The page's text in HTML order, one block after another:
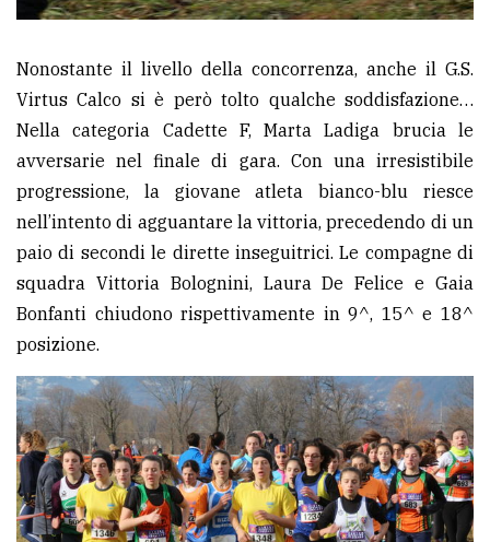
Nonostante il livello della concorrenza, anche il G.S.
Virtus Calco si è però tolto qualche soddisfazione…
Nella categoria Cadette F, Marta Ladiga brucia le
avversarie nel finale di gara. Con una irresistibile
progressione, la giovane atleta bianco-blu riesce
nell’intento di agguantare la vittoria, precedendo di un
paio di secondi le dirette inseguitrici. Le compagne di
squadra Vittoria Bolognini, Laura De Felice e Gaia
Bonfanti chiudono rispettivamente in 9^, 15^ e 18^
posizione.